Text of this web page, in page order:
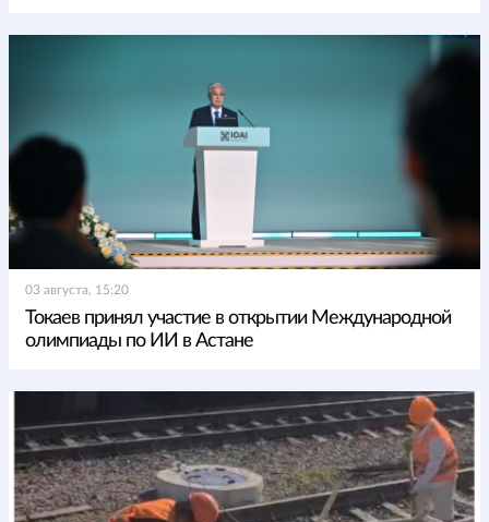
03 августа, 15:20
Токаев принял участие в открытии Международной
олимпиады по ИИ в Астане